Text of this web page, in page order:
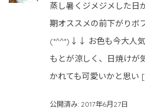
蒸し暑くジメジメした日
期オススメの前下がりボ
(*^^*)↓↓ お色も今大人
もとが涼しく、日焼けが
かれても可愛いかと思い
公開済み: 2017年6月27日